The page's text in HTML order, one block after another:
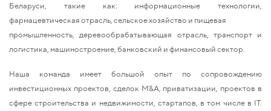
Беларуси, такие как: информационные технологии,
фармацевтическая отрасль, сельское хозяйство и пищевая
промышленность, деревообрабатывающая отрасль, транспорт и
логистика, машиностроение, банковский и финансовый сектор.
Наша команда имеет большой опыт по сопровождению
инвестиционных проектов, сделок М&A, приватизации, проектов в
сфере строительства и недвижимости, стартапов, в том числе в IT.